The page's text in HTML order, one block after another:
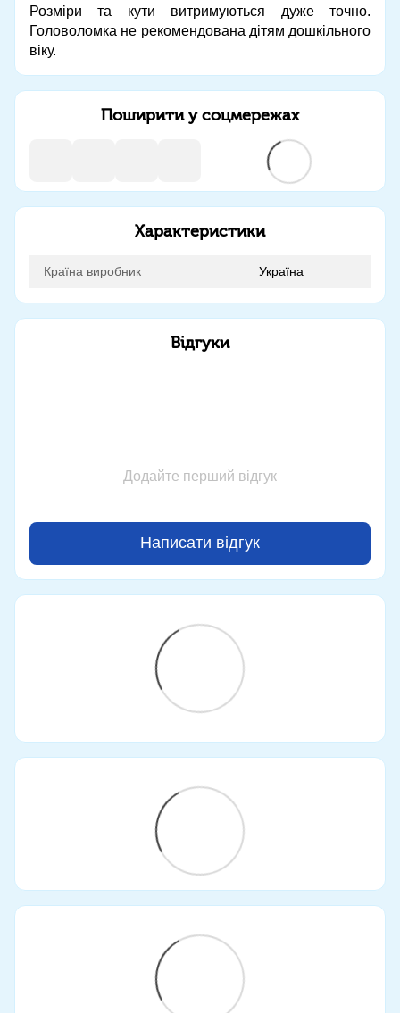
Розміри та кути витримуються дуже точно.
Головоломка не рекомендована дітям дошкільного
віку.
Поширити у соцмережах
Характеристики
Країна виробник Україна
Відгуки
Додайте перший відгук
Написати відгук